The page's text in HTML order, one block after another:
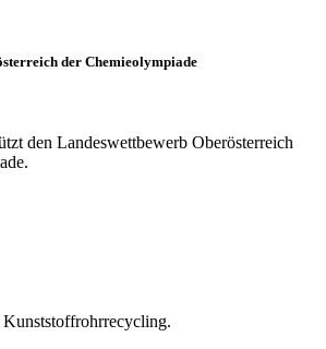
der Chemieolympiade
den Landeswettbewerb Oberösterreich